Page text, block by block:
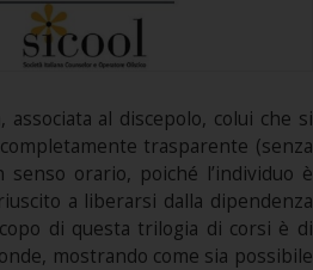
al discepolo, colui che si
trasparente (senza
orario, poiché l’individuo è
a liberarsi dalla dipendenza
di questa trilogia di corsi è di
mostrando come sia possibile